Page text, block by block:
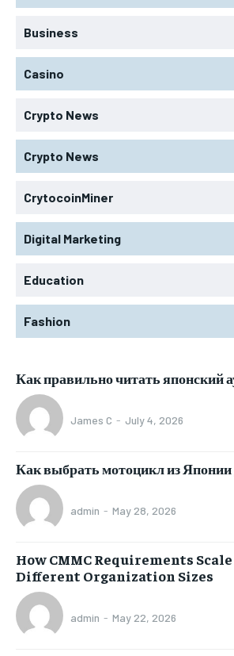
Business
Casino
Crypto News
Crypto News
CrytocoinMiner
Digital Marketing
Education
Fashion
Как правильно читать японский
James C - July 4, 2026
Как выбрать мотоцикл из Японии
admin - May 28, 2026
How CMMC Requirements
Different Organization Sizes
admin - May 22, 2026